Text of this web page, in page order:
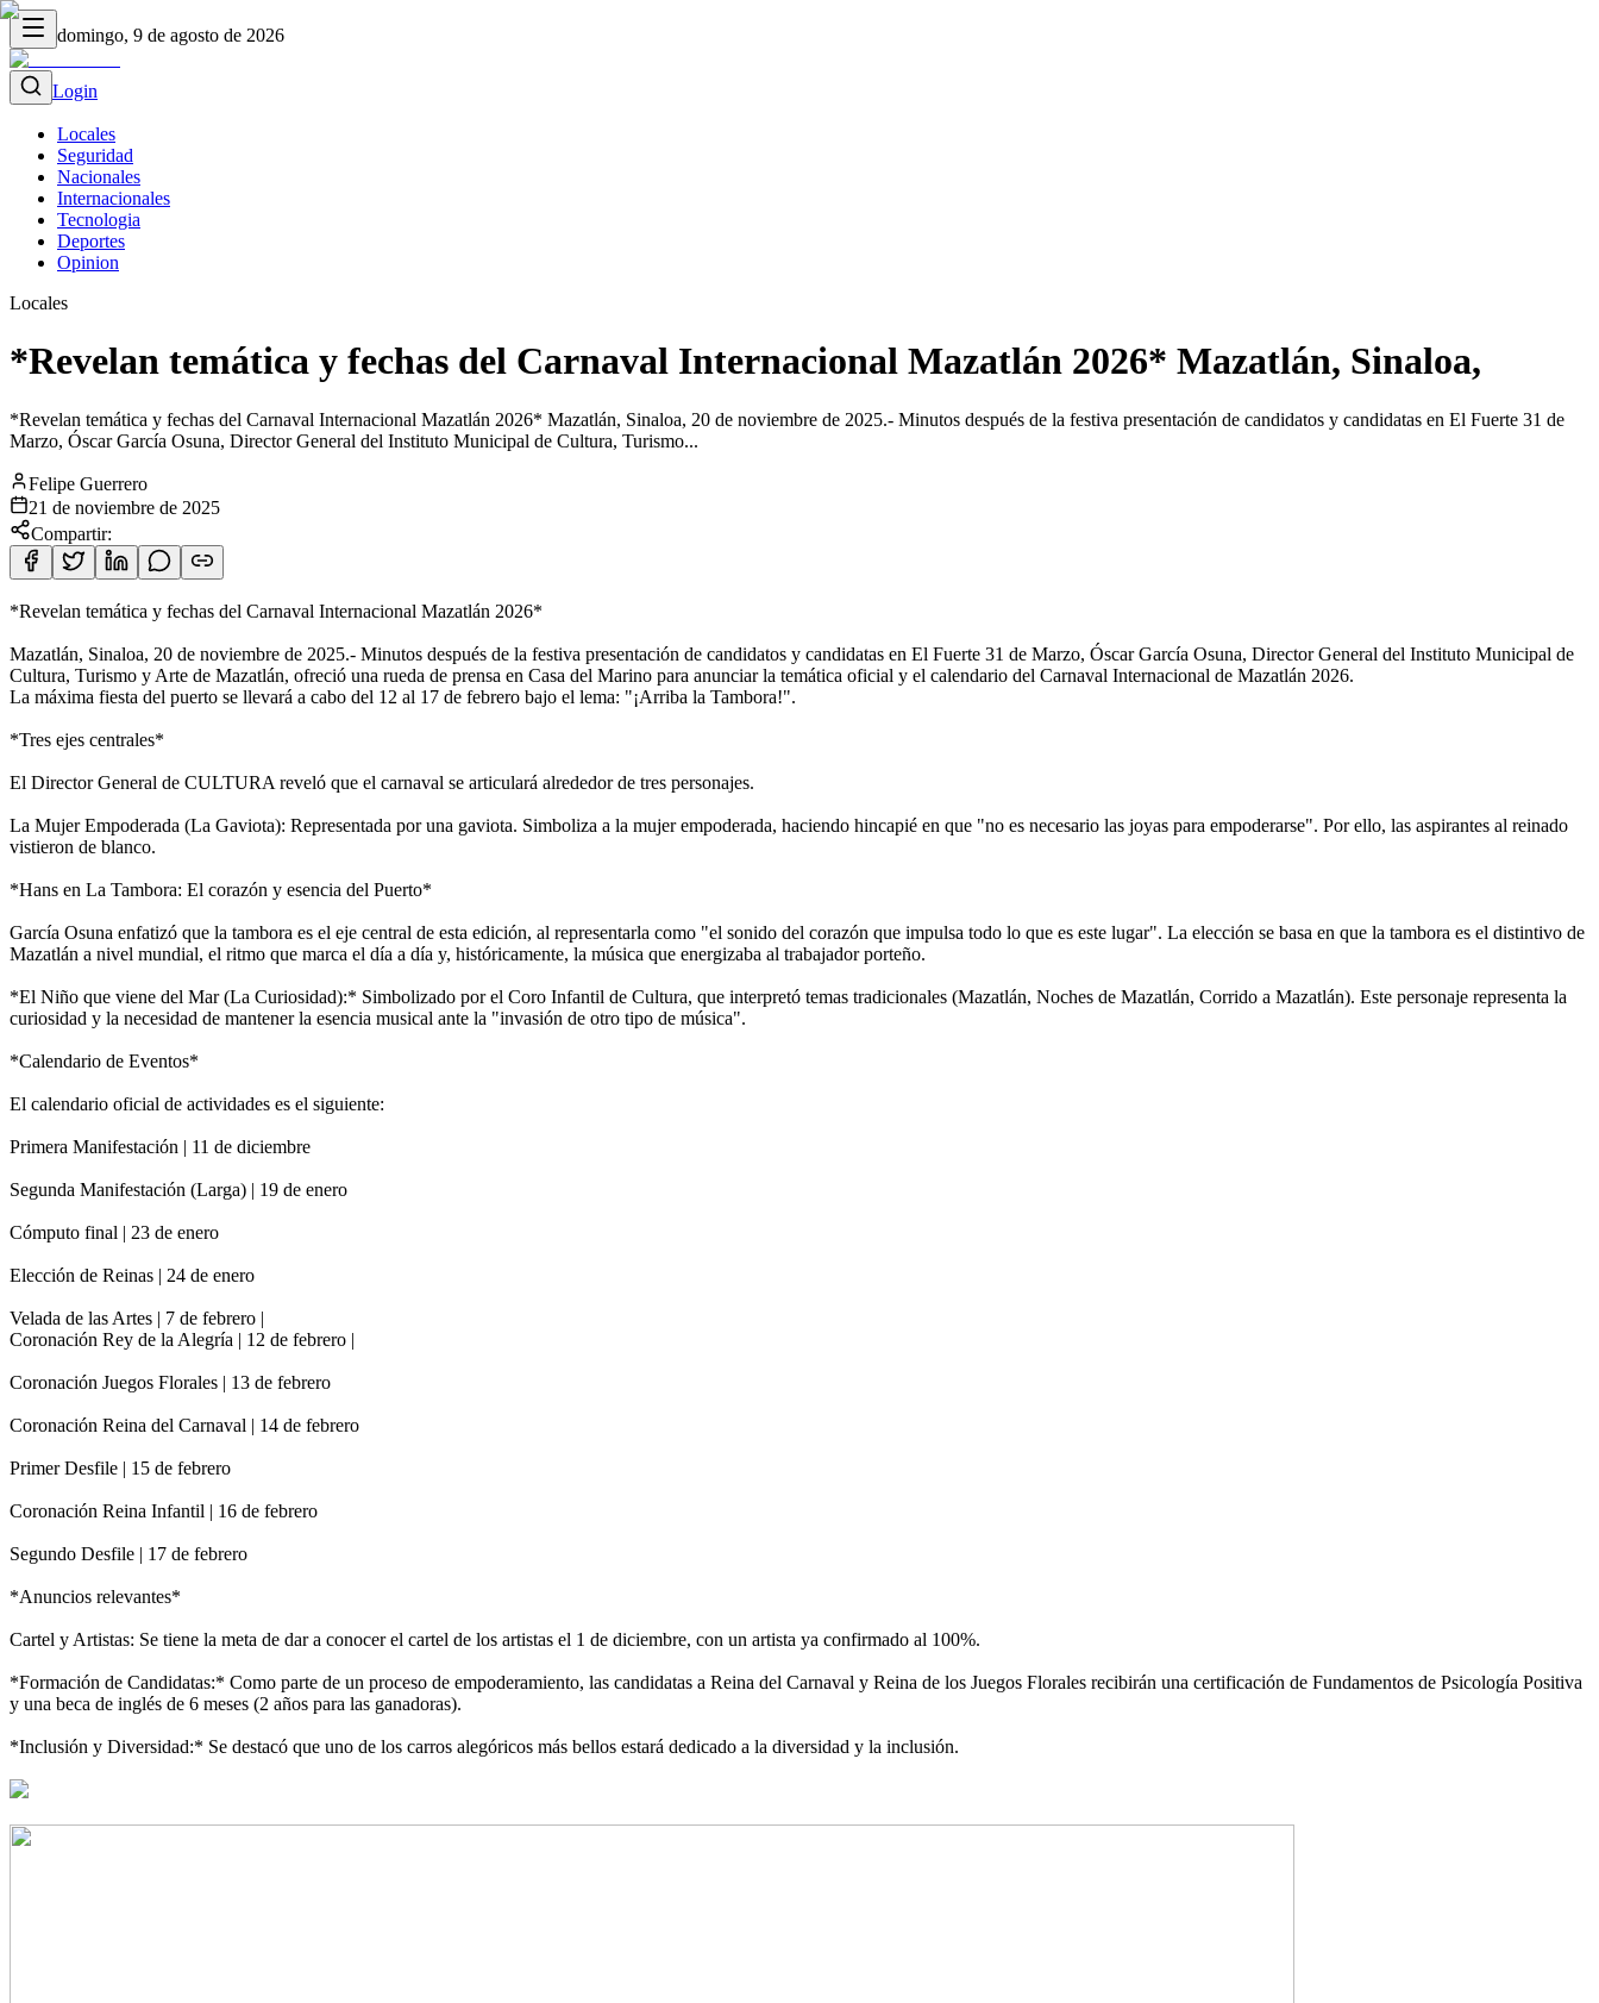
domingo, 9 de agosto de 2026
Login
Locales
Seguridad
Nacionales
Internacionales
Tecnologia
Deportes
Opinion
Locales
*Revelan temática y fechas del Carnaval Internacional Mazatlán 2026* Mazatlán, Sinaloa,
*Revelan temática y fechas del Carnaval Internacional Mazatlán 2026* Mazatlán, Sinaloa, 20 de noviembre de 2025.- Minutos después de la festiva presentación de candidatos y candidatas en El Fuerte 31 de
Marzo, Óscar García Osuna, Director General del Instituto Municipal de Cultura, Turismo...
Felipe Guerrero
21 de noviembre de 2025
Compartir:
*Revelan temática y fechas del Carnaval Internacional Mazatlán 2026*
Mazatlán, Sinaloa, 20 de noviembre de 2025.- Minutos después de la festiva presentación de candidatos y candidatas en El Fuerte 31 de Marzo, Óscar García Osuna, Director General del Instituto Municipal de
Cultura, Turismo y Arte de Mazatlán, ofreció una rueda de prensa en Casa del Marino para anunciar la temática oficial y el calendario del Carnaval Internacional de Mazatlán 2026.
La máxima fiesta del puerto se llevará a cabo del 12 al 17 de febrero bajo el lema: "¡Arriba la Tambora!".
*Tres ejes centrales*
El Director General de CULTURA reveló que el carnaval se articulará alrededor de tres personajes.
La Mujer Empoderada (La Gaviota): Representada por una gaviota. Simboliza a la mujer empoderada, haciendo hincapié en que "no es necesario las joyas para empoderarse". Por ello, las aspirantes al reinado
vistieron de blanco.
*Hans en La Tambora: El corazón y esencia del Puerto*
García Osuna enfatizó que la tambora es el eje central de esta edición, al representarla como "el sonido del corazón que impulsa todo lo que es este lugar". La elección se basa en que la tambora es el distintivo de
Mazatlán a nivel mundial, el ritmo que marca el día a día y, históricamente, la música que energizaba al trabajador porteño.
*El Niño que viene del Mar (La Curiosidad):* Simbolizado por el Coro Infantil de Cultura, que interpretó temas tradicionales (Mazatlán, Noches de Mazatlán, Corrido a Mazatlán). Este personaje representa la
curiosidad y la necesidad de mantener la esencia musical ante la "invasión de otro tipo de música".
*Calendario de Eventos*
El calendario oficial de actividades es el siguiente:
Primera Manifestación | 11 de diciembre
Segunda Manifestación (Larga) | 19 de enero
Cómputo final | 23 de enero
Elección de Reinas | 24 de enero
Velada de las Artes | 7 de febrero |
Coronación Rey de la Alegría | 12 de febrero |
Coronación Juegos Florales | 13 de febrero
Coronación Reina del Carnaval | 14 de febrero
Primer Desfile | 15 de febrero
Coronación Reina Infantil | 16 de febrero
Segundo Desfile | 17 de febrero
*Anuncios relevantes*
Cartel y Artistas: Se tiene la meta de dar a conocer el cartel de los artistas el 1 de diciembre, con un artista ya confirmado al 100%.
*Formación de Candidatas:* Como parte de un proceso de empoderamiento, las candidatas a Reina del Carnaval y Reina de los Juegos Florales recibirán una certificación de Fundamentos de Psicología Positiva
y una beca de inglés de 6 meses (2 años para las ganadoras).
*Inclusión y Diversidad:* Se destacó que uno de los carros alegóricos más bellos estará dedicado a la diversidad y la inclusión.